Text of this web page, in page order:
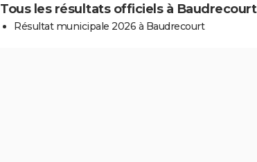
Tous les résultats officiels à Baudrecourt
Résultat municipale 2026 à Baudrecourt